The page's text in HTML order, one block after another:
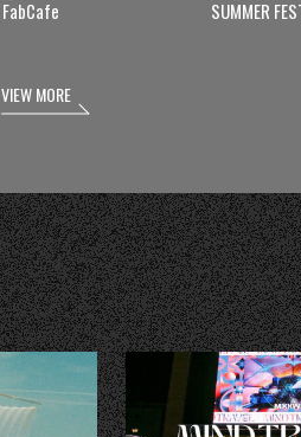
FabCafe SUMMER
VIEW MORE